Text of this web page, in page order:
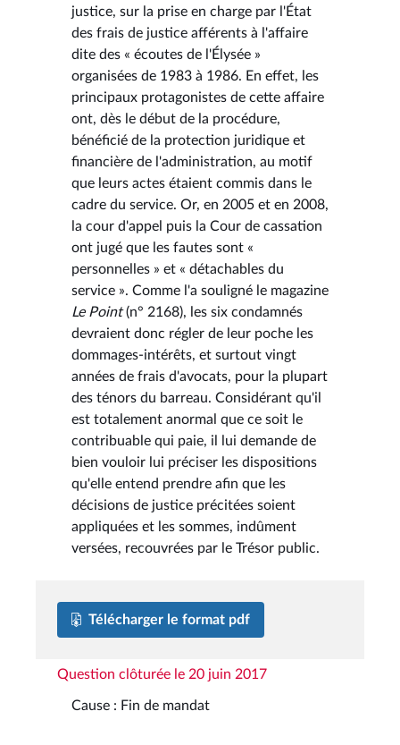
justice, sur la prise en charge par l'État
des frais de justice afférents à l'affaire
dite des « écoutes de l'Élysée »
organisées de 1983 à 1986. En effet, les
principaux protagonistes de cette affaire
ont, dès le début de la procédure,
bénéficié de la protection juridique et
financière de l'administration, au motif
que leurs actes étaient commis dans le
cadre du service. Or, en 2005 et en 2008,
la cour d'appel puis la Cour de cassation
ont jugé que les fautes sont «
personnelles » et « détachables du
service ». Comme l'a souligné le magazine
Le Point(n° 2168), les six condamnés
devraient donc régler de leur poche les
dommages-intérêts, et surtout vingt
années de frais d'avocats, pour la plupart
des ténors du barreau. Considérant qu'il
est totalement anormal que ce soit le
contribuable qui paie, il lui demande de
bien vouloir lui préciser les dispositions
qu'elle entend prendre afin que les
décisions de justice précitées soient
appliquées et les sommes, indûment
versées, recouvrées par le Trésor public.
Télécharger le format pdf
Question clôturée le 20 juin 2017
Cause : Fin de mandat